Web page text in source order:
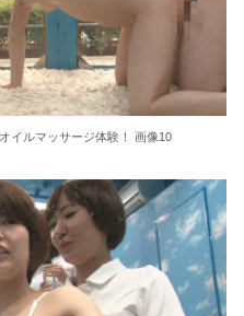
イルマッサージ体験！ 画像10